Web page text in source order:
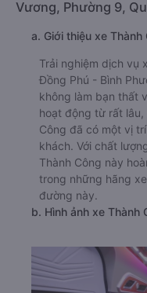
Vương, Phường 9,
a. Giới thiệu xe Thành
Trải nghiệm dịch vụ
Đồng Phú - Bình
không làm bạn thất
hoạt động từ rất
Công đã có một vị
khách. Với chất
Thành Công này
trong những hãng
đường này.
b. Hình ảnh xe Thành